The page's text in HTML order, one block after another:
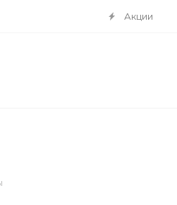
Акции